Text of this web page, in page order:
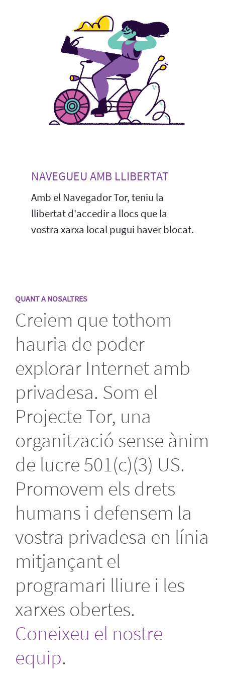
NAVEGUEU AMB LLIBERTAT
Amb el Navegador Tor, teniu la
llibertat d'accedir a llocs que la
vostra xarxa local pugui haver blocat.
QUANT A NOSALTRES
Creiem que tothom
hauria de poder
explorar Internet amb
privadesa. Som el
Projecte Tor, una
organització sense ànim
de lucre 501(c)(3) US.
Promovem els drets
humans i defensem la
vostra privadesa en línia
mitjançant el
programari lliure i les
xarxes obertes.
Coneixeu el nostre
equip.